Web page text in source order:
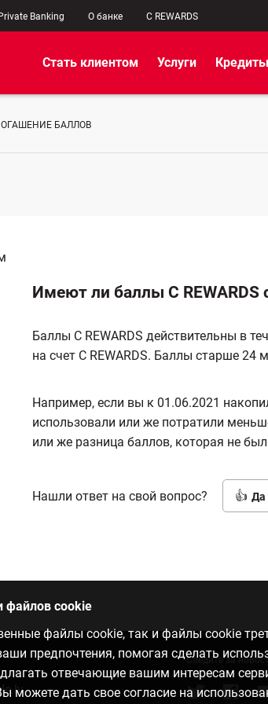
Private Banking О банке C REWARDS
Стать клиентом Услуги
БАЛЛОВ
Имеют ли баллы C REWARDS
Баллы C REWARDS действительны в
на счет C REWARDS. Баллы старше 24
Например, если вы к 01.06.2021
использовали или же потратили
или же разница баллов, которая не
Нашли ответ на свой вопрос? Да
файлов cookie
файлы cookie, так и файлы cookie
предпочтения, помогая сделать
отвечающие вашим интересам
можете дать свое согласие на
Следите за